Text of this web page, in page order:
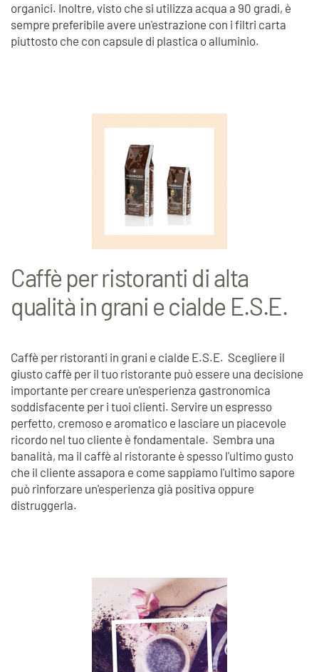
organici. Inoltre, visto che si utilizza acqua a 90 gradi, è
sempre preferibile avere un'estrazione con i filtri carta
piuttosto che con capsule di plastica o alluminio.
Caffè per ristoranti di alta
qualità in grani e cialde E.S.E.
Caffè per ristoranti in grani e cialde E.S.E. Scegliere il
giusto caffè per il tuo ristorante può essere una decisione
importante per creare un'esperienza gastronomica
soddisfacente per i tuoi clienti. Servire un espresso
perfetto, cremoso e aromatico e lasciare un piacevole
ricordo nel tuo cliente è fondamentale. Sembra una
banalità, ma il caffè al ristorante è spesso l'ultimo gusto
che il cliente assapora e come sappiamo l'ultimo sapore
può rinforzare un'esperienza già positiva oppure
distruggerla.